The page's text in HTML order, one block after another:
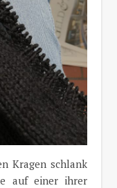
Kragen schlank
auf einer ihrer